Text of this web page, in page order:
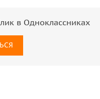
в Одноклассниках